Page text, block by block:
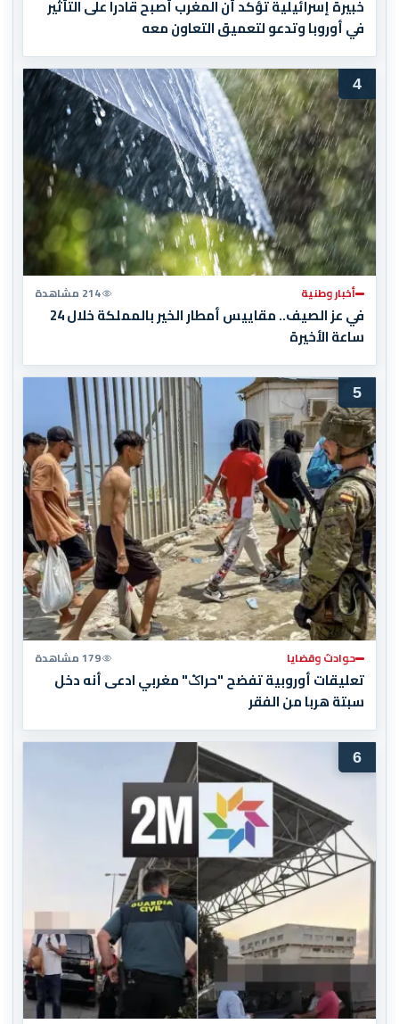
خبيرة إسرائيلية تؤكد أن المغرب أصبح قادرا على التأثير
في أوروبا وتدعو لتعميق التعاون معه
4
أخبار وطنية 214 مشاهدة
في عز الصيف.. مقاييس أمطار الخير بالمملكة خلال 24
ساعة الأخيرة
5
حوادث وقضايا 179 مشاهدة
تعليقات أوروبية تفضح "حراݣ" مغربي ادعى أنه دخل
سبتة هربا من الفقر
6